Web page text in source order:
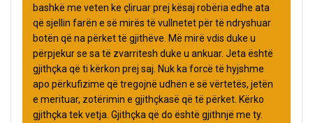
bashkë me veten ke çliruar prej kësaj robëria edhe ata
që sjellin farën e së mirës të vullnetet për të ndryshuar
botën që na përket të gjithëve. Më mirë vdis duke u
përpjekur se sa të zvarritesh duke u ankuar. Jeta është
gjithçka që ti kërkon prej saj. Nuk ka forcë të hyjshme
apo përkufizime që tregojnë udhën e së vërtetës, jetën
e merituar, zotërimin e gjithçkasë që të përket. Kërko
gjithçka tek vetja. Gjithçka që do është gjithnjë me ty.